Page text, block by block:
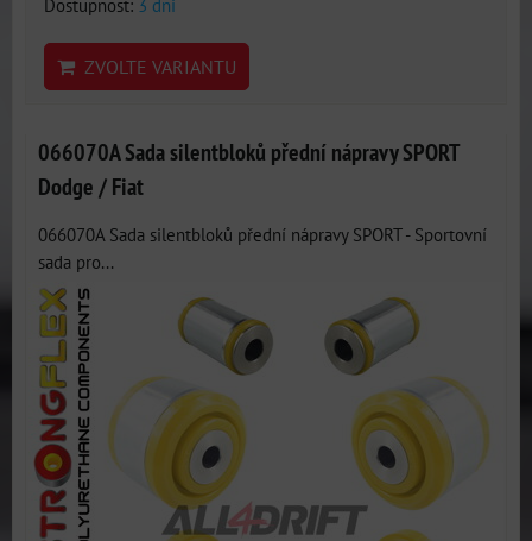
Dostupnost: 3 dni
ZVOLTE VARIANTU
066070A Sada silentbloků přední nápravy SPORT
Dodge / Fiat
066070A Sada silentbloků přední nápravy SPORT - Sportovní
sada pro...